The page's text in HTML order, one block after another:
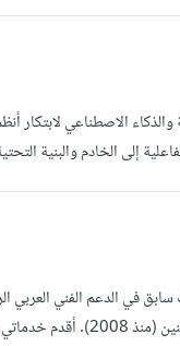
والذكاء الاصطناعي
في الدعم الفني
باستعمال ووردبريس، وأعمل